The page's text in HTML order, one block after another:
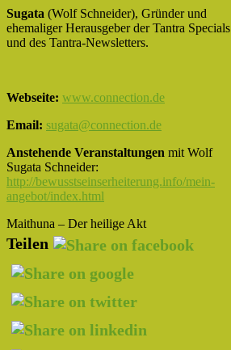
Sugata (Wolf Schneider), Gründer und
ehemaliger Herausgeber der Tantra Specials
und des Tantra-Newsletters.
Webseite: www.connection.de
Email: sugata@connection.de
Anstehende Veranstaltungen mit Wolf
Sugata Schneider:
http://bewusstseinserheiterung.info/mein-
angebot/index.html
Maithuna – Der heilige Akt
Teilen